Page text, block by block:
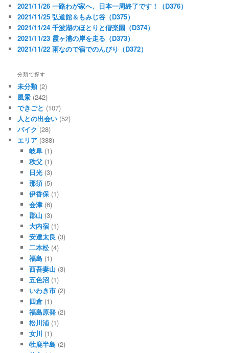
2021/11/26 一路わが家へ、日本一周終了です！（D376）
2021/11/25 弘道館＆もみじ谷（D375）
2021/11/24 千波湖のほとりと偕楽園（D374）
2021/11/23 霞ヶ浦の岸を走る（D373）
2021/11/22 雨なので宿でのんびり（D372）
分類で探す
未分類(2)
風景 (242)
できごと (107)
人との出会い (52)
バイク (28)
エリア (388)
岐阜(1)
秩父(1)
日光(3)
那須(5)
伊香保(1)
会津(6)
郡山 (3)
大内宿(1)
安達太良 (3)
二本松(4)
福島(1)
西吾妻山 (3)
五色沼(1)
いわき市(2)
四倉(1)
福島原発(2)
松川浦(1)
女川 (1)
牡鹿半島(2)